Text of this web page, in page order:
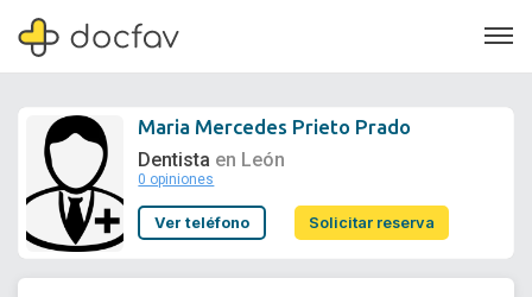
Soporte
Maria Mercedes Prieto Prado
Dentista en León
0 opiniones
Ver teléfono Solicitar reserva